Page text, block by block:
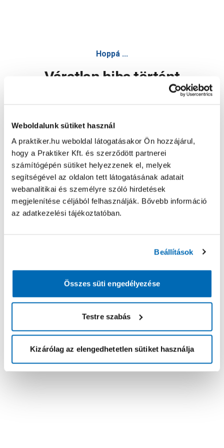
Weboldalunk sütiket használ
A praktiker.hu weboldal látogatásakor Ön hozzájárul,
hogy a Praktiker Kft. és szerződött partnerei
számítógépén sütiket helyezzenek el, melyek
segítségével az oldalon tett látogatásának adatait
webanalitikai és személyre szóló hirdetések
megjelenítése céljából felhasználják. Bővebb információ
az adatkezelési tájékoztatóban.
Beállítások
Összes süti engedélyezése
Testre szabás
Kizárólag az elengedhetetlen sütiket használja
Hoppá ...
Váratlan hiba történt
Oldal újratöltése